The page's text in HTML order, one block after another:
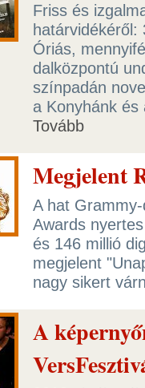
Friss és
határvidékéről:
Óriás,
dalközpontú
színpadán
a Konyhánk
Tovább
Megjelent
A hat
Awards
és 146 millió
megjelent
nagy sikert
A